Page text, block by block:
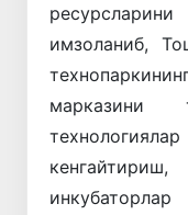
имзоланиб,
марказини